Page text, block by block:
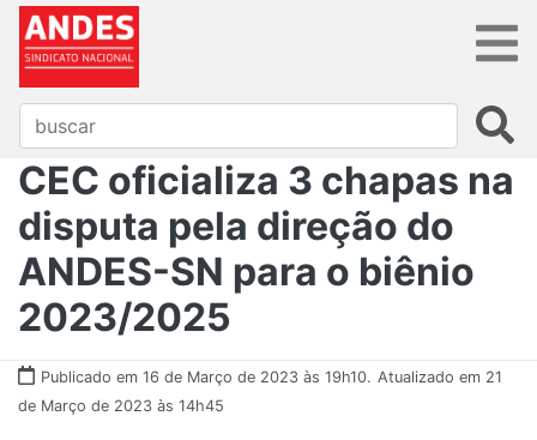
CEC oficializa 3 chapas na
disputa pela direção do
ANDES-SN para o biênio
2023/2025
Publicado em 16 de Março de 2023 às 19h10. Atualizado em 21
de Março de 2023 às 14h45